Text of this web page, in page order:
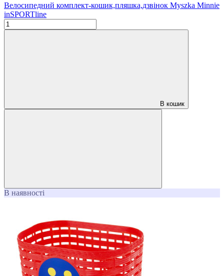
Велосипедний комплект-кошик,пляшка,дзвінок Myszka Minnie
inSPORTline
В кошик
В наявності